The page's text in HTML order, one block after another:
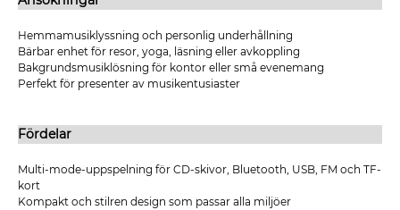
Hemmamusiklyssning och personlig underhållning
Bärbar enhet för resor, yoga, läsning eller avkoppling
Bakgrundsmusiklösning för kontor eller små evenemang
Perfekt för presenter av musikentusiaster
Fördelar
Multi-mode-uppspelning för CD-skivor, Bluetooth, USB, FM och TF-
kort
Kompakt och stilren design som passar alla miljöer